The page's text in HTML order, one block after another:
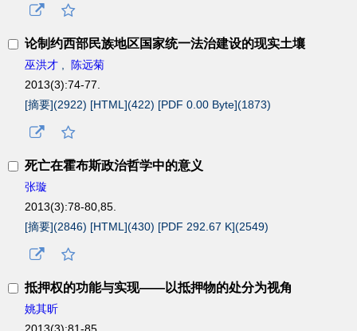
论制约西部民族地区国家统一法治建设的现实土壤
巫洪才 ,
陈远菊
2013(3):74-77.
[摘要](2922) [HTML](422) [PDF 0.00 Byte](1873)
死亡在霍布斯政治哲学中的意义
张璇
2013(3):78-80,85.
[摘要](2846) [HTML](430) [PDF 292.67 K](2549)
抵押权的功能与实现——以抵押物的处分为视角
姚其昕